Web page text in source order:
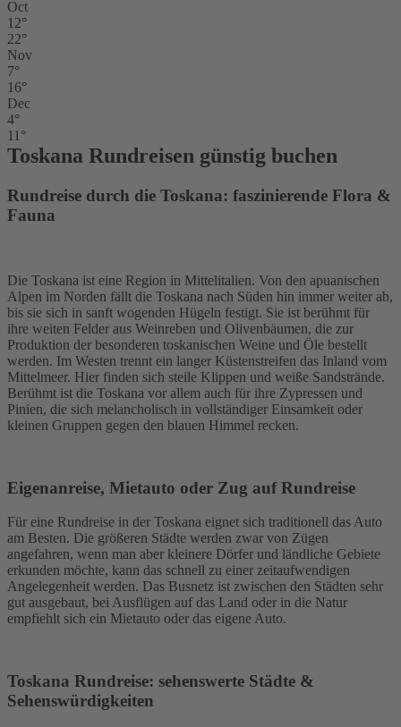
Oct
12°
22°
Nov
7°
16°
Dec
4°
11°
Toskana Rundreisen günstig buchen
Rundreise durch die Toskana: faszinierende Flora &
Fauna
Die Toskana ist eine Region in Mittelitalien. Von den apuanischen
Alpen im Norden fällt die Toskana nach Süden hin immer weiter ab,
bis sie sich in sanft wogenden Hügeln festigt. Sie ist berühmt für
ihre weiten Felder aus Weinreben und Olivenbäumen, die zur
Produktion der besonderen toskanischen Weine und Öle bestellt
werden. Im Westen trennt ein langer Küstenstreifen das Inland vom
Mittelmeer. Hier finden sich steile Klippen und weiße Sandstrände.
Berühmt ist die Toskana vor allem auch für ihre Zypressen und
Pinien, die sich melancholisch in vollständiger Einsamkeit oder
kleinen Gruppen gegen den blauen Himmel recken.
Eigenanreise, Mietauto oder Zug auf Rundreise
Für eine Rundreise in der Toskana eignet sich traditionell das Auto
am Besten. Die größeren Städte werden zwar von Zügen
angefahren, wenn man aber kleinere Dörfer und ländliche Gebiete
erkunden möchte, kann das schnell zu einer zeitaufwendigen
Angelegenheit werden. Das Busnetz ist zwischen den Städten sehr
gut ausgebaut, bei Ausflügen auf das Land oder in die Natur
empfiehlt sich ein Mietauto oder das eigene Auto.
Toskana Rundreise: sehenswerte Städte &
Sehenswürdigkeiten